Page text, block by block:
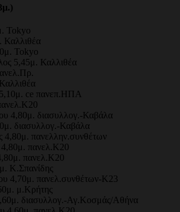
Tokyo
Καλλιθέα
Tokyo
5,45μ. Καλλιθέα
5,10μ. ce πανεπ.ΗΠΑ
4,80μ. διασυλλογ.-Καβάλα
διασυλλογ.-Καβάλα
4,80μ. πανελλην.συνθέτων
4,80μ. πανελ.Κ20
πανελ.Κ20
Κ.Σπανίδης
4,70μ. πανελ.συνθέτων-Κ23
μ.Κρήτης
διασυλλογ.-Αγ.Κοσμάς/Αθήνα